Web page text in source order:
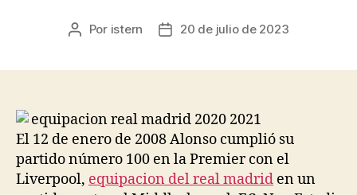
Autor
Por istern
Fecha20 de julio de 2023
El 12 de enero de 2008 Alonso cumplió su
partido número 100 en la Premier con el
Liverpool, equipacion del real madrid en un